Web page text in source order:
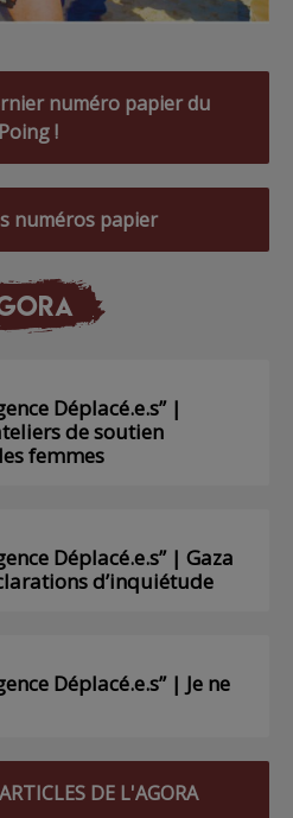
numéro papier du
Poing !
numéros papier
Déplacé.e.s” |
de soutien
femmes
Déplacé.e.s” | Gaza
d’inquiétude
Déplacé.e.s” | Je ne
DE L'AGORA